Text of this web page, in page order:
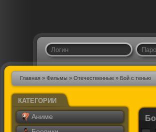
Главная » Фильмы » Отечественные » Бой с тенью
КАТЕГОРИИ
Аниме